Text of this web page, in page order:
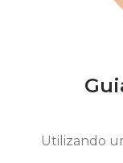
Utilizando